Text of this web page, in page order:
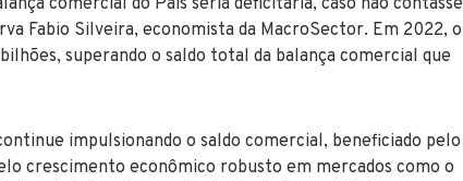
Fabio Silveira, economista da MacroSector. Em 2022, o
superando o saldo total da balança comercial que
impulsionando o saldo comercial, beneficiado pelo
crescimento econômico robusto em mercados como o